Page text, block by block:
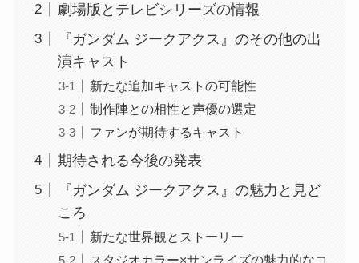
劇場版とテレビシリーズの情報
『ガンダム ジークアクス』のその他の出
演キャスト
新たな追加キャストの可能性
制作陣との相性と声優の選定
ファンが期待するキャスト
期待される今後の発表
『ガンダム ジークアクス』の魅力と見ど
ころ
新たな世界観とストーリー
スタジオカラー×サンライズの魅力的なコ